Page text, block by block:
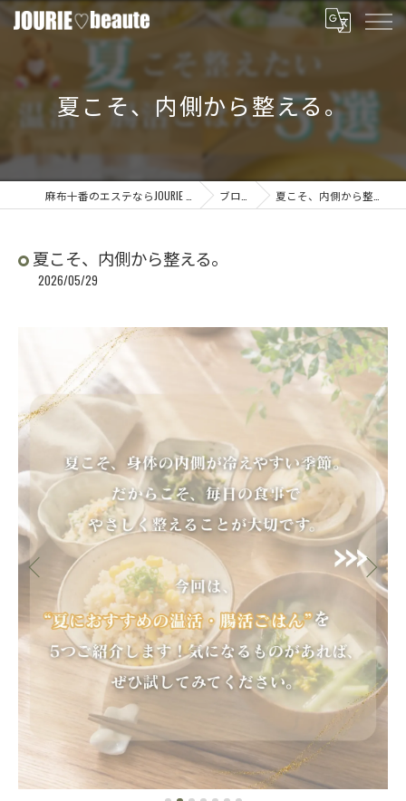
夏こそ、内側から整える。
ブログ 夏こそ、内側から整える。
夏こそ、内側から整える。
2026/05/29